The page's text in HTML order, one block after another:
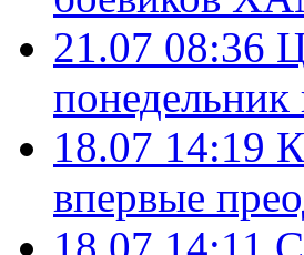
21.07 08:36
18.07 14:19
впервые